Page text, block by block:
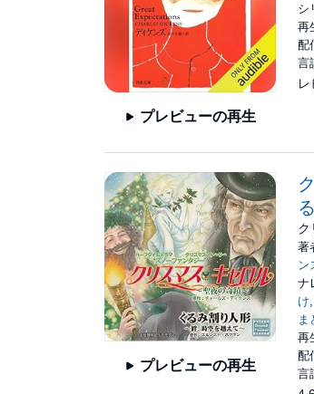
プレビューの再生
シ
再
配
言
レ
プレビューの再生
ク
著
ン
ナ
け
ま
再
配
言